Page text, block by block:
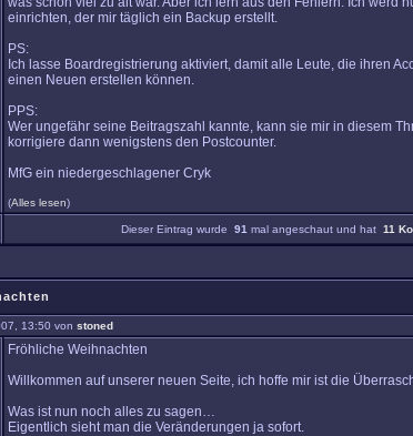
einrichten, der mir täglich ein Backup erstellt.
PS:
Ich lasse Boardregistrierung aktiviert, damit alle Leute, die ihren
einen Neuen erstellen können.
PPS:
Wer ungefähr seine Beitragszahl kannte, kann sie mir in diesem
korrigiere dann wenigstens den Postcounter.
MfG ein niedergeschlagener Cryk
(Alles lesen)
Dieser Eintrag wurde 91 mal angeschaut und hat 11
13:50 von stoned
Fröhliche Weihnachten
Willkommen auf unserer neuen Seite, ich hoffe mir ist die
Was ist nun noch alles zu sagen…
Eigentlich sieht man die Veränderungen ja sofort.